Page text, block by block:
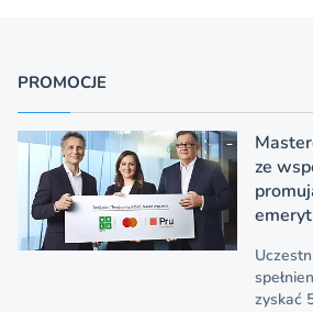
PROMOCJE
ze
zyskać